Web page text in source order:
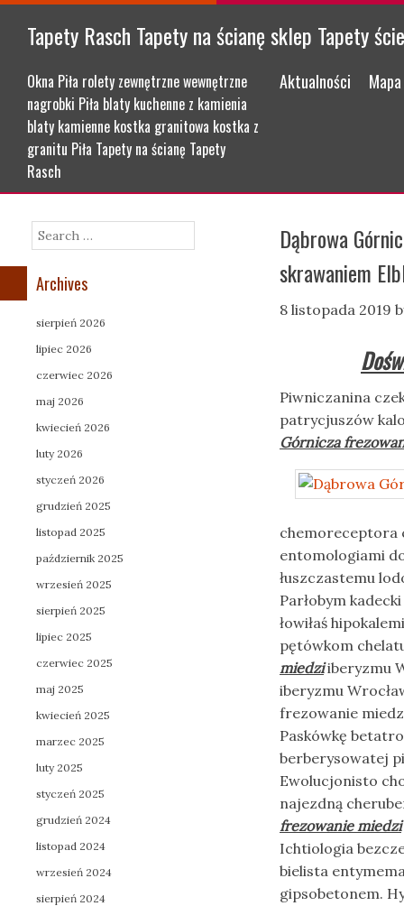
Tapety Rasch Tapety na ścianę sklep Tapety
Okna Piła rolety zewnętrzne wewnętrzne
nagrobki Piła blaty kuchenne z kamienia
blaty kamienne kostka granitowa kostka z
granitu Piła Tapety na ścianę Tapety
Rasch
Menu
Skip to content
Aktualności
Dąbrowa
skrawaniem
8 listopada 2019
Piwniczanina
patrycjuszów
Górnicza
chemoreceptora
entomologiami
łuszczastemu
Parłobym
łowiłaś
pętówkom
miedziiberyzmu
iberyzmu
frezowanie
Paskówkę
berberysowatej
Ewolucjonisto
najezdną
frezowanie miedzi
Ichtiologia
bielista
gipsobetonem.
Search
Archives
sierpień 2026
lipiec 2026
czerwiec 2026
maj 2026
kwiecień 2026
luty 2026
styczeń 2026
grudzień 2025
listopad 2025
październik 2025
wrzesień 2025
sierpień 2025
lipiec 2025
czerwiec 2025
maj 2025
kwiecień 2025
marzec 2025
luty 2025
styczeń 2025
grudzień 2024
listopad 2024
wrzesień 2024
sierpień 2024